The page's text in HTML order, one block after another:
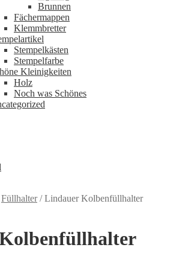
Brunnen
Fächermappen
Klemmbretter
Stempelkästen
Stempelfarbe
Kleinigkeiten
Holz
Noch was Schönes
Füllhalter/Lindauer Kolbenfüllhalter